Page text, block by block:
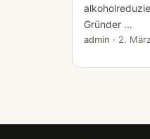
Gründer …
admin · 2.